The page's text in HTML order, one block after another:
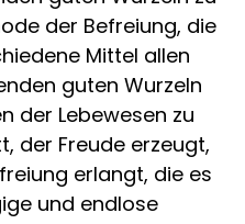
der Befreiung, die
Mittel allen
guten Wurzeln
der Lebewesen zu
der Freude erzeugt,
erlangt, die es
und endlose